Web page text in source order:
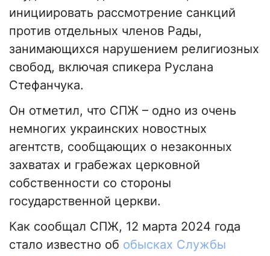
инициировать рассмотрение санкций
против отдельных членов Рады,
занимающихся нарушением религиозных
свобод, включая спикера Руслана
Стефанчука.
Он отметил, что СПЖ – одно из очень
немногих украинских новостных
агентств, сообщающих о незаконных
захватах и ​​грабежах церковной
собственности со стороны
государственной церкви.
Как сообщал СПЖ, 12 марта 2024 года
стало известно об обысках Службы